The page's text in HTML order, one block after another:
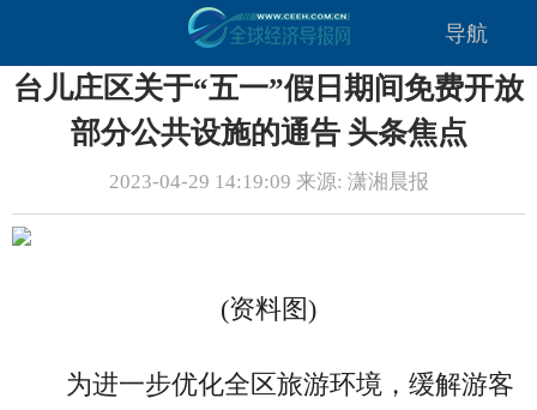
导航
台儿庄区关于“五一”假日期间免费开放
部分公共设施的通告 头条焦点
2023-04-29 14:19:09 来源: 潇湘晨报
(资料图)
为进一步优化全区旅游环境，缓解游客